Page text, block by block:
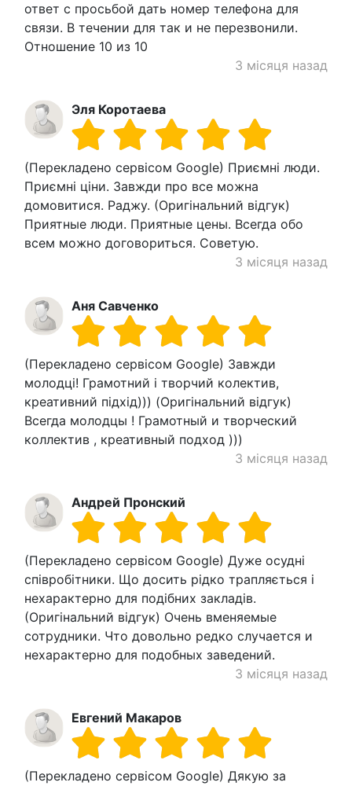
ответ с просьбой дать номер телефона для
связи. В течении для так и не перезвонили.
Отношение 10 из 10
3 місяця назад
Эля Коротаева
(Перекладено сервісом Google) Приємні люди.
Приємні ціни. Завжди про все можна
домовитися. Раджу. (Оригінальний відгук)
Приятные люди. Приятные цены. Всегда обо
всем можно договориться. Советую.
3 місяця назад
Аня Савченко
(Перекладено сервісом Google) Завжди
молодці! Грамотний і творчий колектив,
креативний підхід))) (Оригінальний відгук)
Всегда молодцы ! Грамотный и творческий
коллектив , креативный подход )))
3 місяця назад
Андрей Пронский
(Перекладено сервісом Google) Дуже осудні
співробітники. Що досить рідко трапляється і
нехарактерно для подібних закладів.
(Оригінальний відгук) Очень вменяемые
сотрудники. Что довольно редко случается и
нехарактерно для подобных заведений.
3 місяця назад
Евгений Макаров
(Перекладено сервісом Google) Дякую за